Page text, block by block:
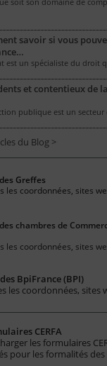
savoir si vous
est un spécialiste du droit
et contentieux de
publique est un
du Blog >
Greffes
les coordonnées, sites
chambres de
les coordonnées, sites
BpiFrance (BPI)
les coordonnées, sites
CERFA
les formulaires
pour les formalités des